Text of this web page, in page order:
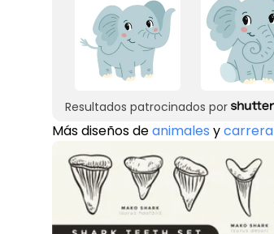
Resultados patrocinados por
Más diseños deanimales ycarrera